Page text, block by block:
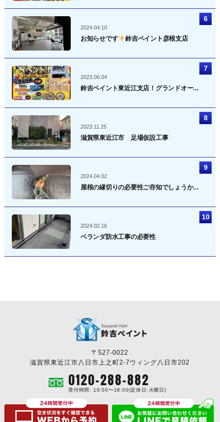
2024.04.10
お知らせです 鈴吉ペイント彦根支店
2023.06.04
鈴吉ペイント東近江支店！グランドオー...
2023.11.25
滋賀県東近江市 足場仮設工事
2024.04.02
屋根の縁切りの必要性ご存知でしょうか...
2024.02.16
ベランダ防水工事の必要性
〒527-0022
滋賀県東近江市八日市上之町2-7ウィング八日市202
0120-288-882
受付時間: 10:00〜18:00(定休日:火曜日)